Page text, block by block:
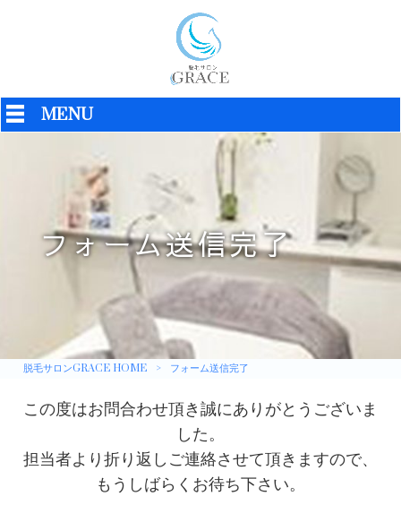
MENU
フォーム送信完了
脱毛サロンGRACE HOME > フォーム送信完了
この度はお問合わせ頂き誠にありがとうございま
した。
担当者より折り返しご連絡させて頂きますので、
もうしばらくお待ち下さい。